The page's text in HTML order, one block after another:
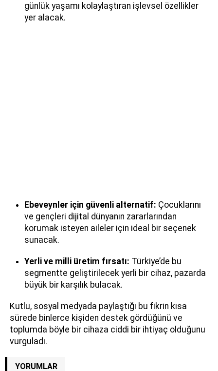
günlük yaşamı kolaylaştıran işlevsel özellikler
yer alacak.
Ebeveynler için güvenli alternatif: Çocuklarını
ve gençleri dijital dünyanın zararlarından
korumak isteyen aileler için ideal bir seçenek
sunacak.
Yerli ve milli üretim fırsatı: Türkiye’de bu
segmentte geliştirilecek yerli bir cihaz, pazarda
büyük bir karşılık bulacak.
Kutlu, sosyal medyada paylaştığı bu fikrin kısa
sürede binlerce kişiden destek gördüğünü ve
toplumda böyle bir cihaza ciddi bir ihtiyaç olduğunu
vurguladı.
YORUMLAR